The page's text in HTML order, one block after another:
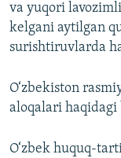
va yuqori
kelgani aytilgan
surishtiruvlarda
O‘zbekiston
aloqalari haqidagi
O‘zbek huquq-